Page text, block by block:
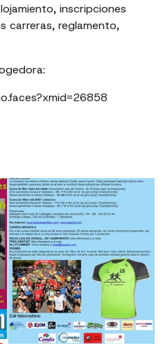
inscripciones
carreras, reglamento,